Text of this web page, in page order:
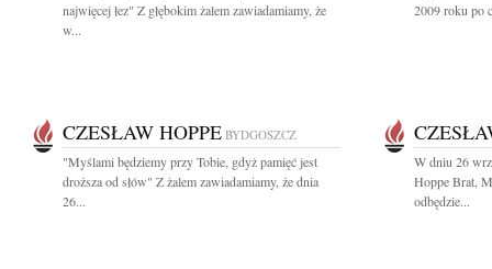
najwięcej łez" Z głębokim żalem zawiadamiamy, że
w...
2009 roku po
CZESŁAW HOPPE BYDGOSZCZ
"Myślami będziemy przy Tobie, gdyż pamięć jest
droższa od słów" Z żalem zawiadamiamy, że dnia
26...
W dniu 26
Hoppe Brat,
odbędzie...